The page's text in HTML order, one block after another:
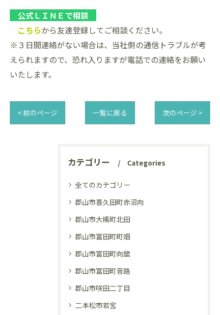
公式ＬＩＮＥで相談
こちらから友達登録してご相談ください。
※３日間連絡がない場合は、当社側の通信トラブルが考
えられますので、恐れ入りますが電話での連絡をお願い
いたします。
< 前のページ 一覧に戻る 次のページ >
カテゴリー Categories
全てのカテゴリー
郡山市喜久田町赤沼向
郡山市大槻町北田
郡山市富田町町畑
郡山市富田町向舘
郡山市富田町音路
郡山市咲田二丁目
二本松市若宮